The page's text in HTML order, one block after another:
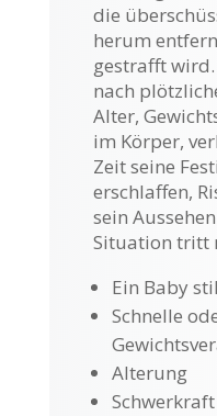
die
herum
gestrafft wird.
nach
Alter,
im Körper,
Zeit seine
erschlaffen,
sein
Situation tritt
Ein Baby
Schnelle
Alterung
Schwerkraft